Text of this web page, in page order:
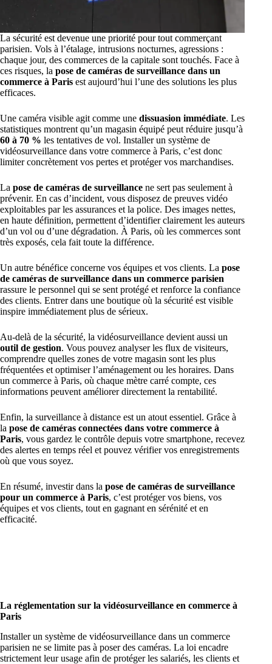
La sécurité est devenue une priorité pour tout commerçant
parisien. Vols à l’étalage, intrusions nocturnes, agressions :
chaque jour, des commerces de la capitale sont touchés. Face à
ces risques, la pose de caméras de surveillance dans un
commerce à Paris est aujourd’hui l’une des solutions les plus
efficaces.
Une caméra visible agit comme une dissuasion immédiate. Les
statistiques montrent qu’un magasin équipé peut réduire jusqu’à
60 à 70 % les tentatives de vol. Installer un système de
vidéosurveillance dans votre commerce à Paris, c’est donc
limiter concrètement vos pertes et protéger vos marchandises.
La pose de caméras de surveillance ne sert pas seulement à
prévenir. En cas d’incident, vous disposez de preuves vidéo
exploitables par les assurances et la police. Des images nettes,
en haute définition, permettent d’identifier clairement les auteurs
d’un vol ou d’une dégradation. À Paris, où les commerces sont
très exposés, cela fait toute la différence.
Un autre bénéfice concerne vos équipes et vos clients. La pose
de caméras de surveillance dans un commerce parisien
rassure le personnel qui se sent protégé et renforce la confiance
des clients. Entrer dans une boutique où la sécurité est visible
inspire immédiatement plus de sérieux.
Au-delà de la sécurité, la vidéosurveillance devient aussi un
outil de gestion. Vous pouvez analyser les flux de visiteurs,
comprendre quelles zones de votre magasin sont les plus
fréquentées et optimiser l’aménagement ou les horaires. Dans
un commerce à Paris, où chaque mètre carré compte, ces
informations peuvent améliorer directement la rentabilité.
Enfin, la surveillance à distance est un atout essentiel. Grâce à
la pose de caméras connectées dans votre commerce à
Paris, vous gardez le contrôle depuis votre smartphone, recevez
des alertes en temps réel et pouvez vérifier vos enregistrements
où que vous soyez.
En résumé, investir dans la pose de caméras de surveillance
pour un commerce à Paris, c’est protéger vos biens, vos
équipes et vos clients, tout en gagnant en sérénité et en
efficacité.
La réglementation sur la vidéosurveillance en commerce à
Paris
Installer un système de vidéosurveillance dans un commerce
parisien ne se limite pas à poser des caméras. La loi encadre
strictement leur usage afin de protéger les salariés, les clients et